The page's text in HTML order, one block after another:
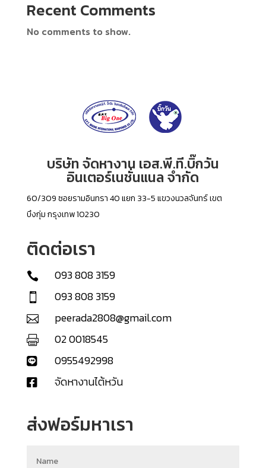
Recent Comments
No comments to show.
บริษัท จัดหางาน เอส.พี.ที.บิ๊กวัน
อินเตอร์เนชั่นแนล จำกัด
60/309 ซอยรามอินทรา 40 แยก 33-5 แขวงนวลจันทร์ เขต
บึงกุ่ม กรุงเทพ 10230
ติดต่อเรา
 093 808 3159
 093 808 3159
 peerada2808@gmail.com
 02 0018545
 0955492998
 จัดหางานไต้หวัน
ส่งฟอร์มหาเรา